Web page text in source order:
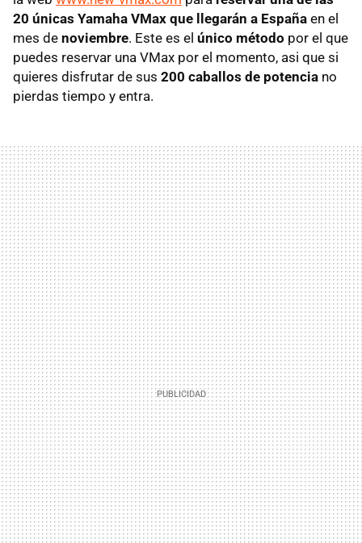
20 únicas Yamaha VMax que llegarán a España en el
mes de noviembre. Este es el único método por el que
puedes reservar una VMax por el momento, asi que si
quieres disfrutar de sus 200 caballos de potencia no
pierdas tiempo y entra.